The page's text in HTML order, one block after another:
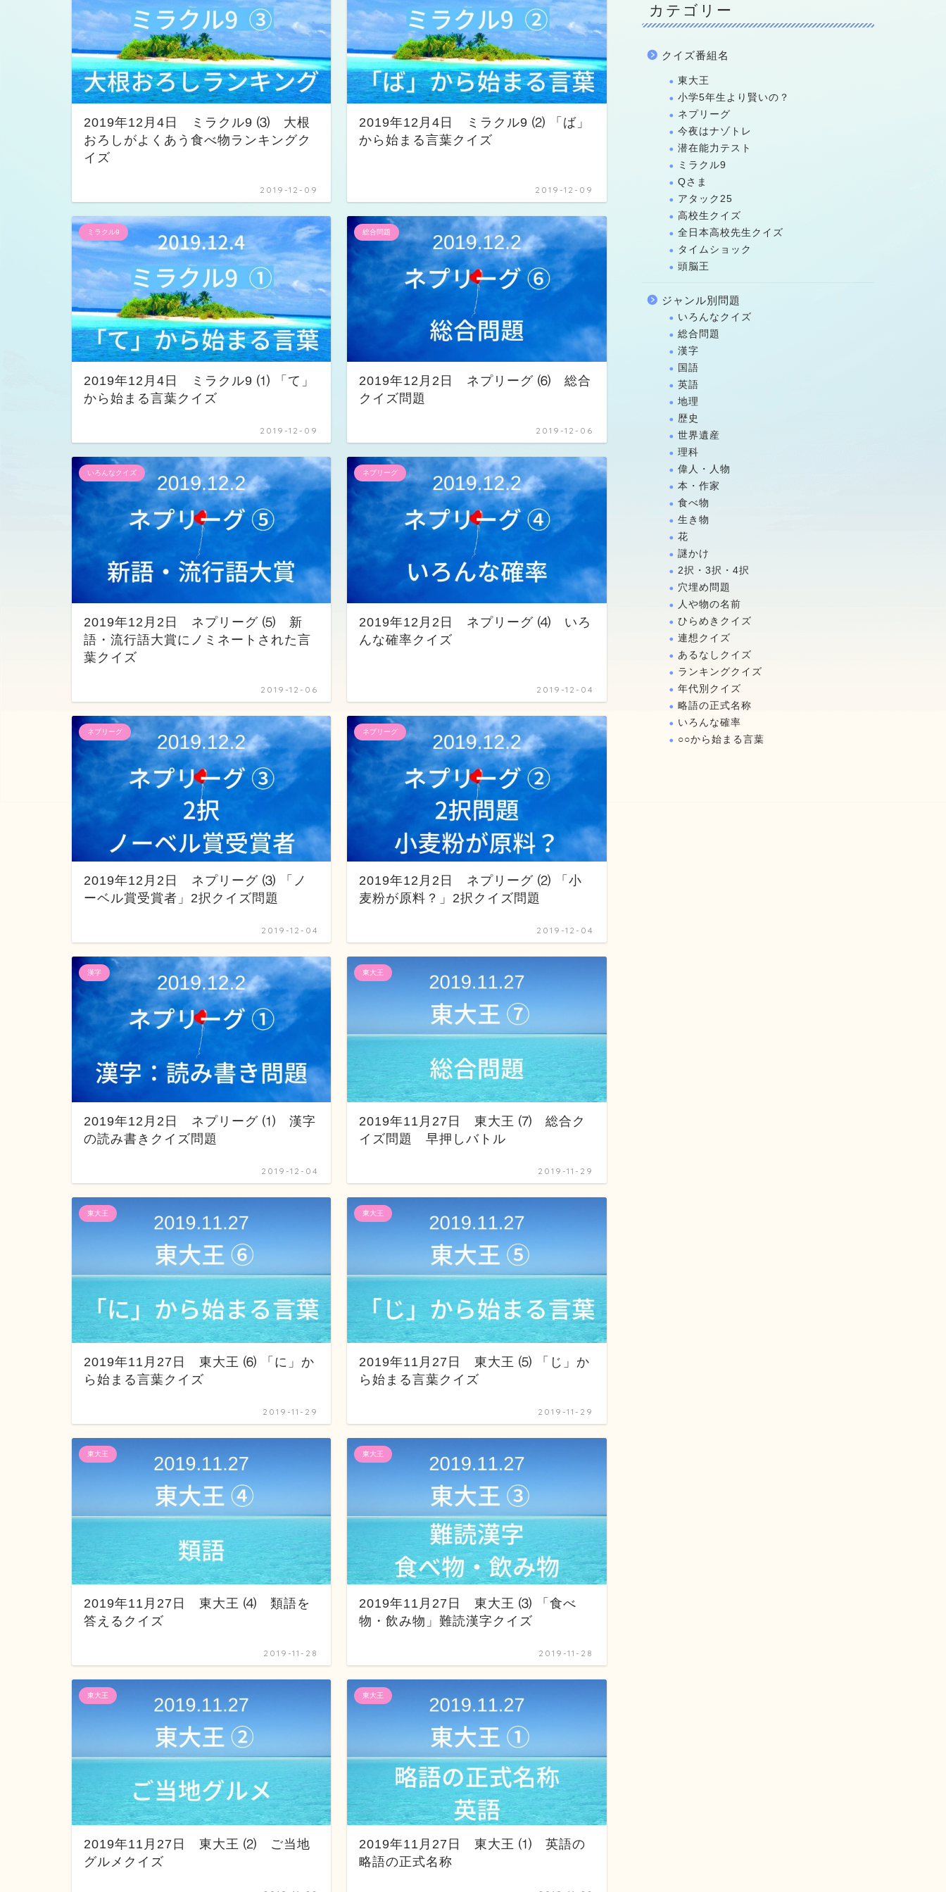
2019年12月4日 ミラクル9 ⑶ 大根
おろしがよくあう食べ物ランキングク
イズ
2019-12-09
2019年12月4日 ミラクル9 ⑵ 「ば」
から始まる言葉クイズ
2019-12-09
ミラクル9
2019年12月4日 ミラクル9 ⑴ 「て」
から始まる言葉クイズ
2019-12-09
総合問題
2019年12月2日 ネプリーグ ⑹ 総合
クイズ問題
2019-12-06
いろんなクイズ
2019年12月2日 ネプリーグ ⑸ 新
語・流行語大賞にノミネートされた言
葉クイズ
2019-12-06
ネプリーグ
2019年12月2日 ネプリーグ ⑷ いろ
んな確率クイズ
2019-12-04
ネプリーグ
2019年12月2日 ネプリーグ ⑶ 「ノ
ーベル賞受賞者」2択クイズ問題
2019-12-04
ネプリーグ
2019年12月2日 ネプリーグ ⑵ 「小
麦粉が原料？」2択クイズ問題
2019-12-04
漢字
2019年12月2日 ネプリーグ ⑴ 漢字
の読み書きクイズ問題
2019-12-04
東大王
2019年11月27日 東大王 ⑺ 総合ク
イズ問題 早押しバトル
2019-11-29
東大王
2019年11月27日 東大王 ⑹ 「に」か
ら始まる言葉クイズ
2019-11-29
東大王
2019年11月27日 東大王 ⑸ 「じ」か
ら始まる言葉クイズ
2019-11-29
東大王
2019年11月27日 東大王 ⑷ 類語を
答えるクイズ
2019-11-28
東大王
2019年11月27日 東大王 ⑶ 「食べ
物・飲み物」難読漢字クイズ
2019-11-28
東大王
2019年11月27日 東大王 ⑵ ご当地
グルメクイズ
東大王
2019年11月27日 東大王 ⑴ 英語の
略語の正式名称
カテゴリー
クイズ番組名
東大王
小学5年生より賢いの？
ネプリーグ
今夜はナゾトレ
潜在能力テスト
ミラクル9
Qさま
アタック25
高校生クイズ
全日本高校先生クイズ
タイムショック
頭脳王
ジャンル別問題
いろんなクイズ
総合問題
漢字
国語
英語
地理
歴史
世界遺産
理科
偉人・人物
本・作家
食べ物
生き物
花
謎かけ
2択・3択・4択
穴埋め問題
人や物の名前
ひらめきクイズ
連想クイズ
あるなしクイズ
ランキングクイズ
年代別クイズ
略語の正式名称
いろんな確率
○○から始まる言葉